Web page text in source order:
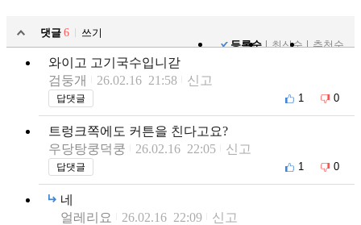
댓글 6
쓰기
등록순
최신순 추천순
와이고 고기국수입니갇
검둥개
26.02.16 21:58 신고
답댓글 1 0
트렁크쪽에도 커튼을 친다고요?
우당탕쿵덕쿵
26.02.16 22:05 신고
답댓글 1 0
네
얼레리요
26.02.16 22:09 신고